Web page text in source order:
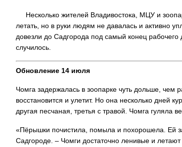
Несколько жителей Владивостока, МЦУ и
летать, но в руки людям не давалась и активно
довезли до Садгорода под самый конец
случилось.
Обновление 14 июля
Чомга задержалась в зоопарке чуть дольше, чем
восстановится и улетит. Но она несколько дней
другая песчаная, третья с травой. Чомга гуляла
«Пёрышки почистила, помыла и похорошела. Ей
Садгороде. – Чомги достаточно ленивые и